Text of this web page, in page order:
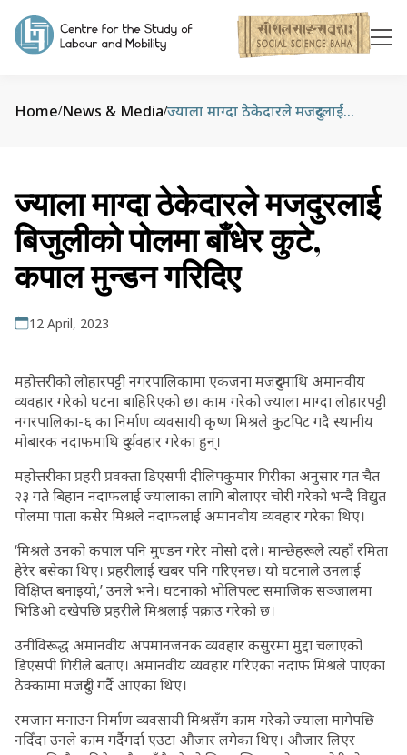
Home/News & Media/ ज्याला माग्दा ठेकेदारले मजदुरलाई बिजुलीको पोलमा बाँधेर कुटे, कपाल मुन्डन गरिदिए
ज्याला माग्दा ठेकेदारले मजदुरलाई
बिजुलीको पोलमा बाँधेर कुटे,
कपाल मुन्डन गरिदिए
12 April, 2023
महोत्तरीको लोहारपट्टी नगरपालिकामा एकजना मजदुरमाथि अमानवीय
व्यवहार गरेको घटना बाहिरिएको छ। काम गरेको ज्याला माग्दा लोहारपट्टी
नगरपालिका-६ का निर्माण व्यवसायी कृष्ण मिश्रले कुटपिट गदै स्थानीय
मोबारक नदाफमाथि दुर्व्यवहार गरेका हुन्।
महोत्तरीका प्रहरी प्रवक्ता डिएसपी दीलिपकुमार गिरीका अनुसार गत चैत
२३ गते बिहान नदाफलाई ज्यालाका लागि बोलाएर चोरी गरेको भन्दै विद्युत
पोलमा पाता कसेर मिश्रले नदाफलाई अमानवीय व्यवहार गरेका थिए।
‘मिश्रले उनको कपाल पनि मुण्डन गरेर मोसो दले। मान्छेहरूले त्यहाँ रमिता
हेरेर बसेका थिए। प्रहरीलाई खबर पनि गरिएनछ। यो घटनाले उनलाई
विक्षिप्त बनाइयो,’ उनले भने। घटनाको भोलिपल्ट समाजिक सञ्जालमा
भिडिओ दखेपछि प्रहरीले मिश्रलाई पक्राउ गरेको छ।
उनीविरूद्ध अमानवीय अपमानजनक व्यवहार कसुरमा मुद्दा चलाएको
डिएसपी गिरीले बताए। अमानवीय व्यवहार गरिएका नदाफ मिश्रले पाएका
ठेक्कामा मजदुरी गर्दै आएका थिए।
रमजान मनाउन निर्माण व्यवसायी मिश्रसँग काम गरेको ज्याला मागेपछि
नदिँदा उनले काम गर्दैगर्दा एउटा औजार लगेका थिए। औजार लिएर